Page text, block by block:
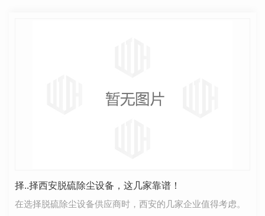
择..择西安脱硫除尘设备，这几家靠谱！
在选择脱硫除尘设备供应商时，西安的几家企业值得考虑。